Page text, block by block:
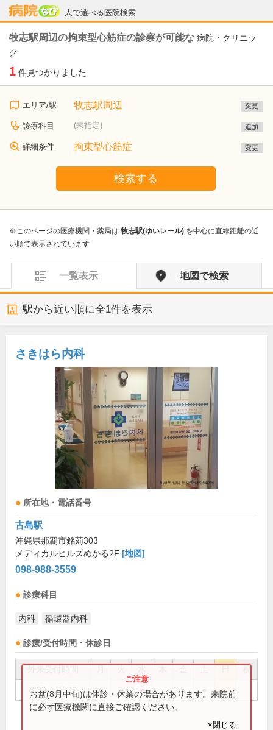
人で選べる医院検索
病院なび
牧志駅周辺の拘束型心筋症の診察が可能な 病院・クリニッ
ク
1 件見つかりました
エリア/駅 牧志駅周辺 変更
診療科目 (未指定) 追加
詳細条件 拘束型心筋症 変更
検索する
※このページの医療機関・薬局は 牧志駅(ゆいレール) を中心に直線距離の近
い順で表示されています
一覧表示 地図で検索
駅から近い順に全1件を表示
さきはら内科
所在地・電話番号
古島駅
沖縄県那覇市銘苅303
メディカルヒルズめかる2F [地図]
098-988-3559
診療科目
内科 循環器内科
診療/受付時間・休診日
祝
8:30～17:30 ● ● ● ●
お盆(8月中旬)は休診・休業の場合があります。来院前
に必ず医療機関に直接ご確認ください。
×閉じる